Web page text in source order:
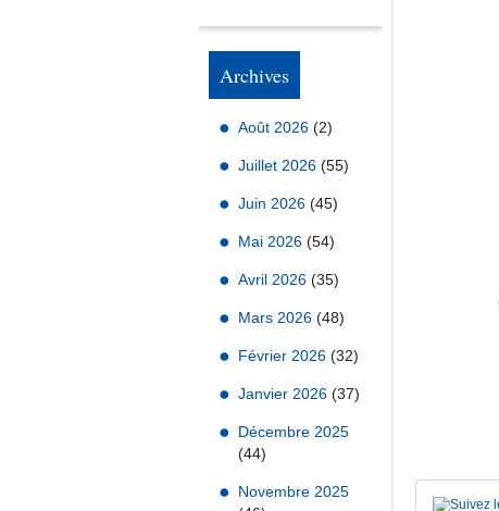
Archives
Août 2026 (2)
Juillet 2026 (55)
Juin 2026 (45)
Mai 2026 (54)
Avril 2026 (35)
Mars 2026 (48)
Février 2026 (32)
Janvier 2026 (37)
Décembre 2025
(44)
Novembre 2025